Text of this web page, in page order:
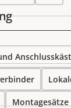
Montagesätze